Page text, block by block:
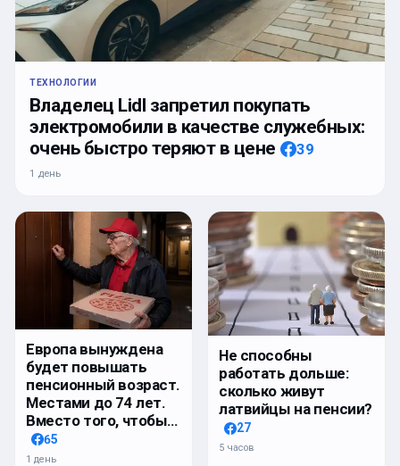
ТЕХНОЛОГИИ
Владелец Lidl запретил покупать
электромобили в качестве служебных:
очень быстро теряют в цене
39
1 день
Европа вынуждена
будет повышать
пенсионный возраст.
Местами до 74 лет.
Вместо того, чтобы…
65
1 день
Не способны
работать дольше:
сколько живут
латвийцы на пенсии?
27
5 часов